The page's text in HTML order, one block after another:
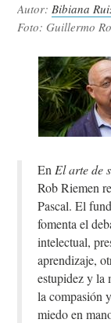
Autor:Bibiana
Foto: Guillermo
En El arte de
Rob Riemen
Pascal. El
fomenta el
intelectual,
aprendizaje,
estupidez y la
la compasión
miedo en